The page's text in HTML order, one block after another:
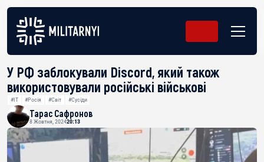
У РФ заблокували Discord, який також
використовували російські військові
#IT #Росія #Світ #Сусіди
Тарас Сафронов
8 Жовтня, 202420:13